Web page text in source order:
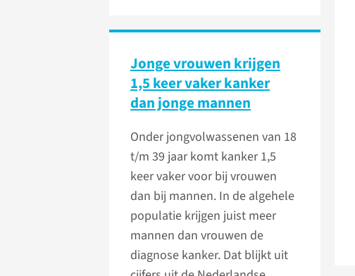
Jonge vrouwen krijgen
1,5 keer vaker kanker
dan jonge mannen
Onder jongvolwassenen van 18
t/m 39 jaar komt kanker 1,5
keer vaker voor bij vrouwen
dan bij mannen. In de algehele
populatie krijgen juist meer
mannen dan vrouwen de
diagnose kanker. Dat blijkt uit